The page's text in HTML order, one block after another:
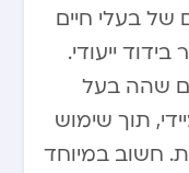
של בעלי חיים
ייעודי.
שהה בעל
תוך שימוש
חשוב במיוחד